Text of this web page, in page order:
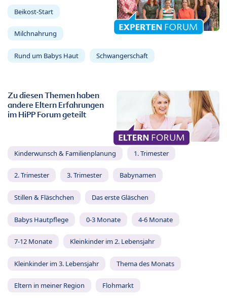
Beikost-Start
Milchnahrung
Rund um Babys Haut Schwangerschaft
Zu diesen Themen haben
andere Eltern Erfahrungen
im HiPP Forum geteilt
Kinderwunsch & Familienplanung 1. Trimester
2. Trimester 3. Trimester Babynamen
Stillen & Fläschchen Das erste Gläschen
Babys Hautpflege 0-3 Monate 4-6 Monate
7-12 Monate Kleinkinder im 2. Lebensjahr
Kleinkinder im 3. Lebensjahr Thema des Monats
Eltern in meiner Region Flohmarkt